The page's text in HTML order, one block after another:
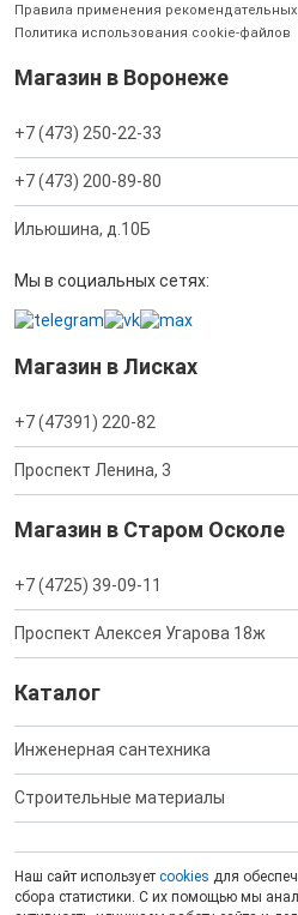
Правила применения рекомендательных
Политика использования cookie-файлов
Магазин в Воронеже
+7 (473) 250-22-33
+7 (473) 200-89-80
Ильюшина, д.10Б
Мы в социальных сетях:
Магазин в Лисках
+7 (47391) 220-82
Проспект Ленина, 3
Магазин в Старом Осколе
+7 (4725) 39-09-11
Проспект Алексея Угарова 18ж
Каталог
Инженерная сантехника
Строительные материалы
Наш сайт использует cookies для
сбора статистики. С их помощью мы